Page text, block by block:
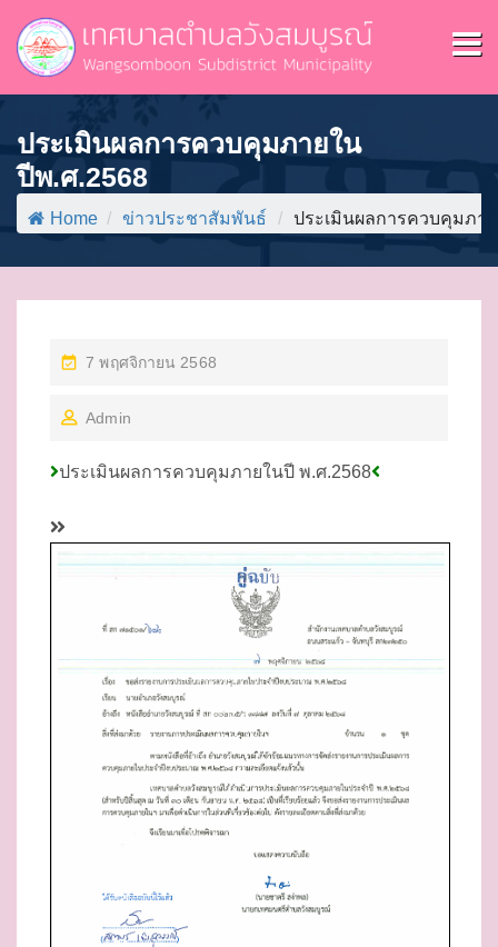
ประเมินผลการควบคุมภายใน
ปีพ.ศ.2568
Home / ข่าวประชาสัมพันธ์ / ประเมินผลการควบคุมภา
P
S
O
7 พฤศจิกายน 2568
Admin
ประเมินผลการควบคุมภายในปี พ.ศ.2568